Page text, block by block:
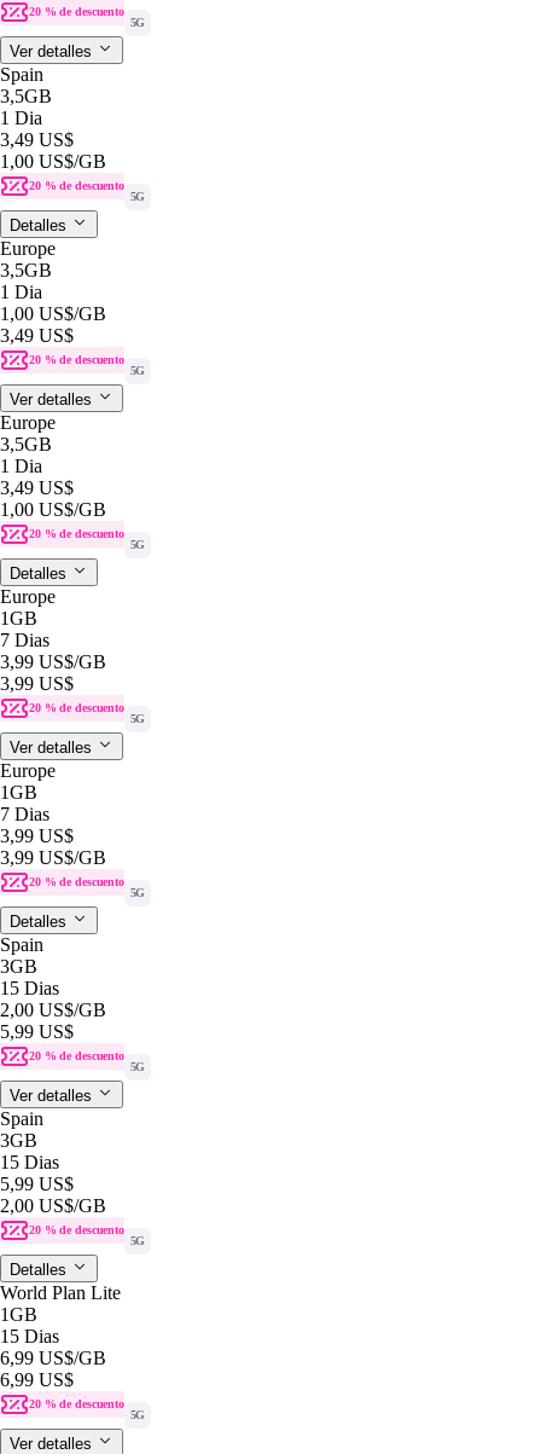
20 % de descuento
5G
Ver detalles
Spain
3,5GB
1 Dia
3,49 US$
1,00 US$/GB
20 % de descuento
5G
Detalles
Europe
3,5GB
1 Dia
1,00 US$/GB
3,49 US$
20 % de descuento
5G
Ver detalles
Europe
3,5GB
1 Dia
3,49 US$
1,00 US$/GB
20 % de descuento
5G
Detalles
Europe
1GB
7 Dias
3,99 US$/GB
3,99 US$
20 % de descuento
5G
Ver detalles
Europe
1GB
7 Dias
3,99 US$
3,99 US$/GB
20 % de descuento
5G
Detalles
Spain
3GB
15 Dias
2,00 US$/GB
5,99 US$
20 % de descuento
5G
Ver detalles
Spain
3GB
15 Dias
5,99 US$
2,00 US$/GB
20 % de descuento
5G
Detalles
World Plan Lite
1GB
15 Dias
6,99 US$/GB
6,99 US$
20 % de descuento
5G
Ver detalles